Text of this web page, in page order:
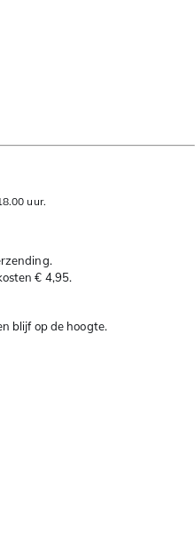
uur.
€ 4,95.
blijf op de hoogte.